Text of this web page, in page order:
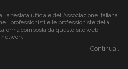
la testata ufficiale dell’Associazione Italiana
i professionisti e le professioniste della
composta da questo sito web,
network.
Continua...